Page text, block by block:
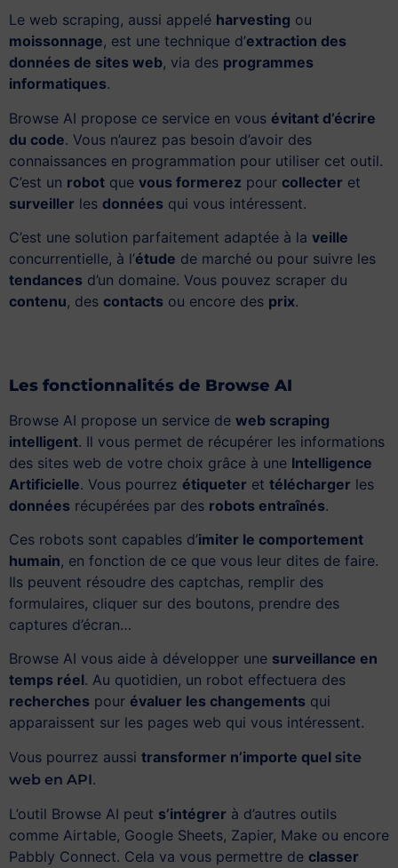
Le web scraping, aussi appelé harvesting ou
moissonnage, est une technique d’extraction des
données de sites web, via des programmes
informatiques.
Browse AI propose ce service en vous évitant d’écrire
du code. Vous n’aurez pas besoin d’avoir des
connaissances en programmation pour utiliser cet outil.
C’est un robot que vous formerez pour collecter et
surveiller les données qui vous intéressent.
C’est une solution parfaitement adaptée à la veille
concurrentielle, à l’étude de marché ou pour suivre les
tendances d’un domaine. Vous pouvez scraper du
contenu, des contacts ou encore des prix.
Les fonctionnalités de Browse AI
Browse AI propose un service de web scraping
intelligent. Il vous permet de récupérer les informations
des sites web de votre choix grâce à une Intelligence
Artificielle. Vous pourrez étiqueter et télécharger les
données récupérées par des robots entraînés.
Ces robots sont capables d’imiter le comportement
humain, en fonction de ce que vous leur dites de faire.
Ils peuvent résoudre des captchas, remplir des
formulaires, cliquer sur des boutons, prendre des
captures d’écran…
Browse AI vous aide à développer une surveillance en
temps réel. Au quotidien, un robot effectuera des
recherches pour évaluer les changements qui
apparaissent sur les pages web qui vous intéressent.
Vous pourrez aussi transformer n’importe quel site
web en API.
L’outil Browse AI peut s’intégrer à d’autres outils
comme Airtable, Google Sheets, Zapier, Make ou encore
Pabbly Connect. Cela va vous permettre de classer